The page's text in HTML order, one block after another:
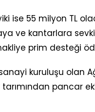
ise 55 milyon TL
ve kantarlara
prim desteği
kuruluşu olan
pancar